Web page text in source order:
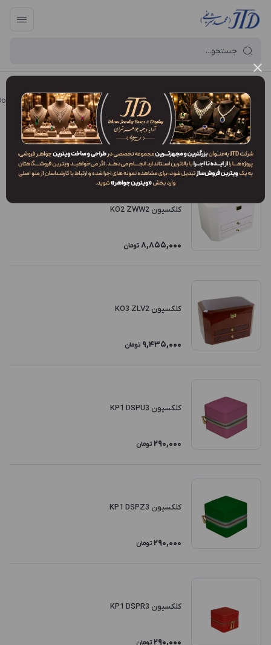
آرایه و جعبه جواهر تهران / فروشگاه محصولات / جعبه / جعبه کلکسیون (Collector's Box)
جعبه طلا و جواهر روکش چرمی
فیلتر محصولات ترتیب نمایش: جدیدترین
کلکسیون KO2 ZWW2
8,855,000 تومان
کلکسیون KO3 ZLV2
9,435,000 تومان
کلکسیون KP1 DSPU3
290,000 تومان
کلکسیون KP1 DSPZ3
290,000 تومان
کلکسیون KP1 DSPR3
290,000 تومان